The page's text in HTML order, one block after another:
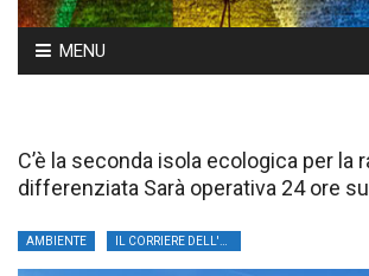
Skip
to
MENU
C’è la seconda isola ecologica per la
differenziata Sarà operativa 24 ore
AMBIENTE